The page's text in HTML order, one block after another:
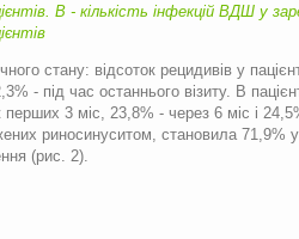
B - кількість інфекцій ВДШ у
стану: відсоток рецидивів у
- під час останнього візиту. В
3 міс, 23,8% - через 6 міс і
риносинуситом, становила
(рис. 2).